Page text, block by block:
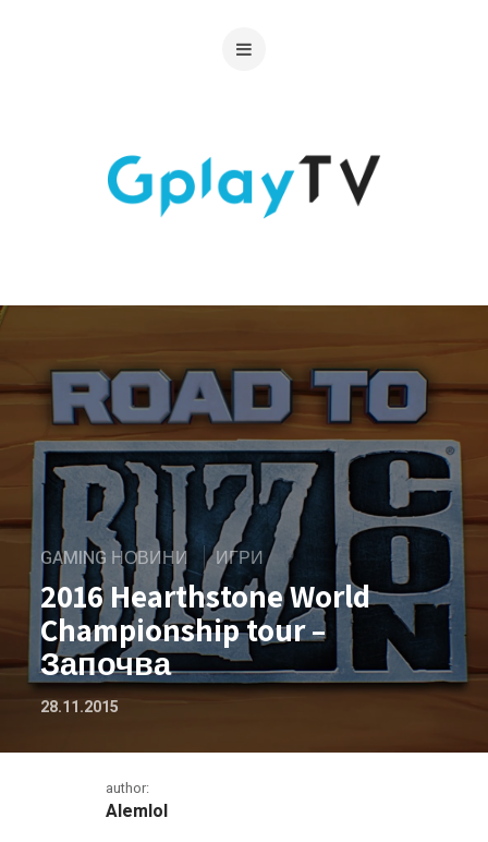
GAMING НОВИНИ ИГРИ
2016 Hearthstone World
Championship tour –
Започва
28.11.2015
author:
Alemlol